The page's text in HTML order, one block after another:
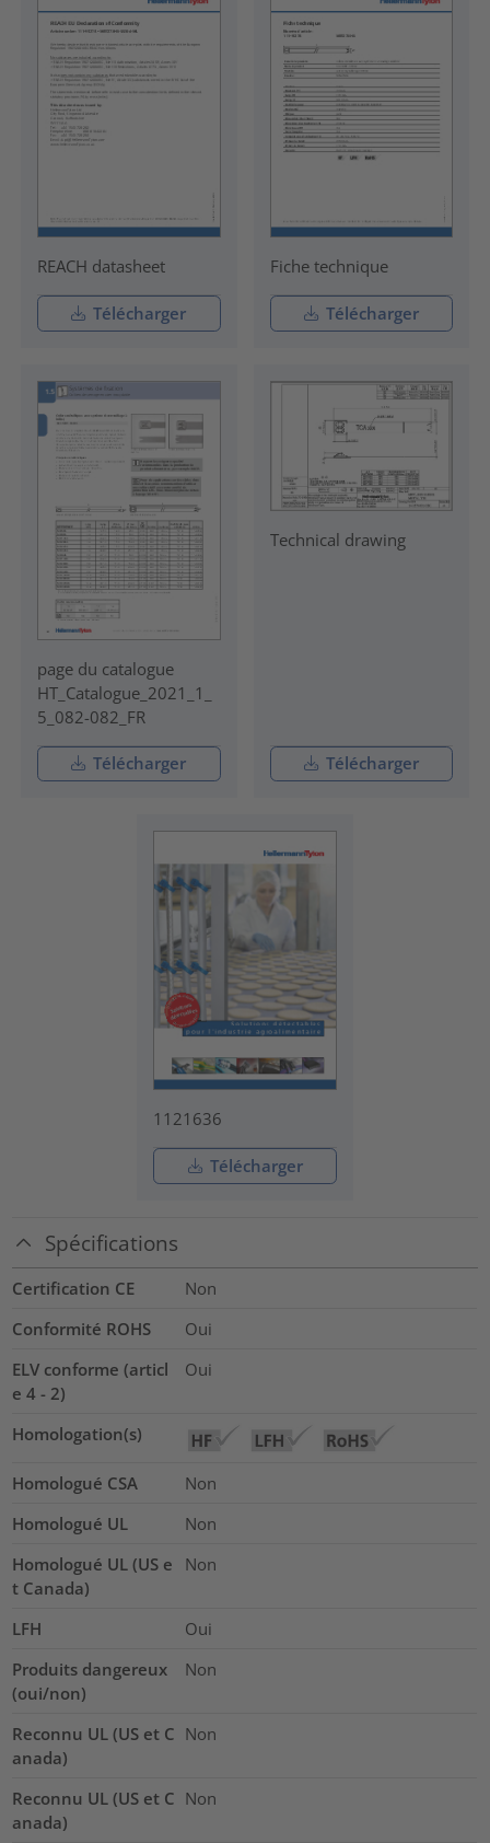
REACH datasheet
Télécharger
Fiche technique
Télécharger
page du catalogue
HT_Catalogue_2021_1_
5_082-082_FR
Télécharger
Technical drawing
Télécharger
1121636
Télécharger
Spécifications
Certification CE
Non
Conformité ROHS
Oui
ELV conforme (articl
e 4 - 2)
Oui
Homologation(s)
Homologué CSA
Non
Homologué UL
Non
Homologué UL (US e
t Canada)
Non
LFH
Oui
Produits dangereux
(oui/non)
Non
Reconnu UL (US et C
anada)
Non
Reconnu UL (US et C
anada)
Non